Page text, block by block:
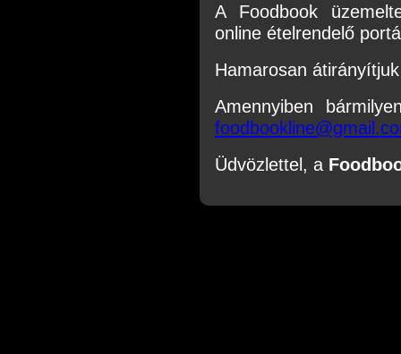
A Foodbook
online ételrendelő
Hamarosan
Amennyiben
Üdvözlettel, a